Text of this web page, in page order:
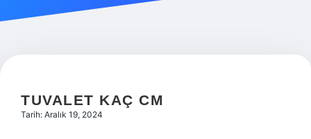
Hakkımızda
TUVALET KAÇ CM
Tarih: Aralık 19, 2024